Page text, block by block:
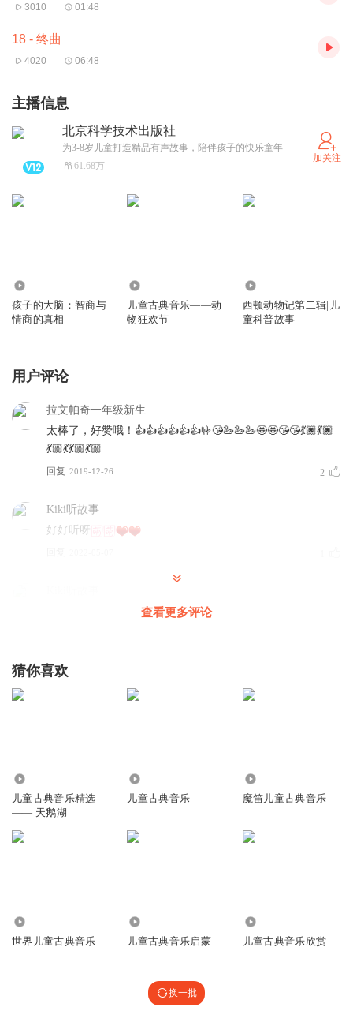
3010 01:48
18 - 终曲
4020 06:48
主播信息
北京科学技术出版社
为3-8岁儿童打造精品有声故事，陪伴孩子的快乐童年
61.68万
加关注
孩子的大脑：智商与
情商的真相
儿童古典音乐——动
物狂欢节
西顿动物记第二辑|儿
童科普故事
用户评论
拉文帕奇一年级新生
太棒了，好赞哦！👍👍👍👍👍👍🤟😘🦢🦢🦢🤩🤩😘😘💃🏿💃🏿
💃🏼💃💃🏼💃🏼
回复 2019-12-26 2
Kiki听故事
好好听呀
Kiki听故事
🦢🦢🦢🦢🌹🌸🌹🌸
回复 2022-06-04 0
查看更多评论
猜你喜欢
儿童古典音乐精选
—— 天鹅湖
儿童古典音乐 魔笛儿童古典音乐
世界儿童古典音乐 儿童古典音乐启蒙 儿童古典音乐欣赏
换一批